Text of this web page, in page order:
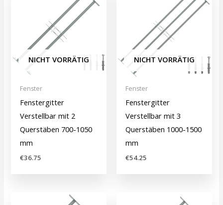
NICHT VORRÄTIG
Fenster
Fenstergitter
Verstellbar mit 2
Querstäben 700-1050
mm
€36.75
NICHT VORRÄTIG
Fenster
Fenstergitter
Verstellbar mit 3
Querstäben 1000-1500
mm
€54.25